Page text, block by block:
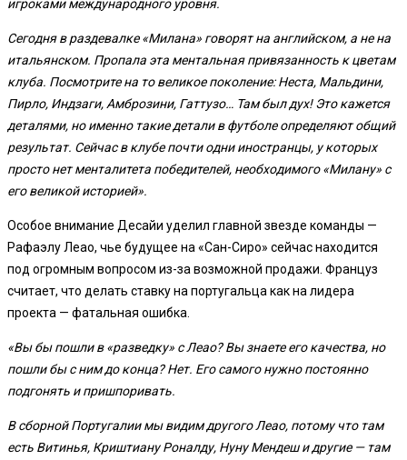
игроками международного уровня.
Сегодня в раздевалке «Милана» говорят на английском, а не на
итальянском. Пропала эта ментальная привязанность к цветам
клуба. Посмотрите на то великое поколение: Неста, Мальдини,
Пирло, Индзаги, Амброзини, Гаттузо… Там был дух! Это кажется
деталями, но именно такие детали в футболе определяют общий
результат. Сейчас в клубе почти одни иностранцы, у которых
просто нет менталитета победителей, необходимого «Милану» с
его великой историей».
Особое внимание Десайи уделил главной звезде команды —
Рафаэлу Леао, чье будущее на «Сан-Сиро» сейчас находится
под огромным вопросом из-за возможной продажи. Француз
считает, что делать ставку на португальца как на лидера
проекта — фатальная ошибка.
«Вы бы пошли в «разведку» с Леао? Вы знаете его качества, но
пошли бы с ним до конца? Нет. Его самого нужно постоянно
подгонять и пришпоривать.
В сборной Португалии мы видим другого Леао, потому что там
есть Витинья, Криштиану Роналду, Нуну Мендеш и другие — там